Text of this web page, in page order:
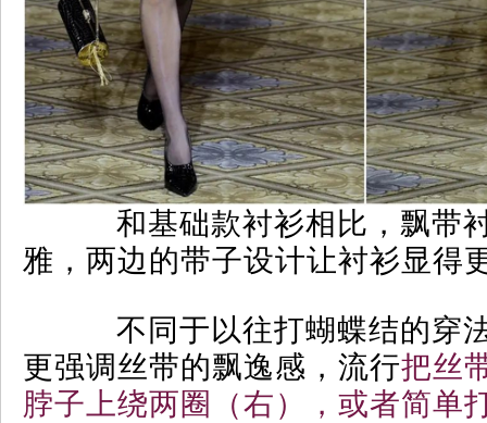
和基础款衬衫相比，飘带
雅，两边的带子设计让衬衫显得
不同于以往打蝴蝶结的穿
更强调丝带的飘逸感，流行把丝
脖子上绕两圈（右），或者简单